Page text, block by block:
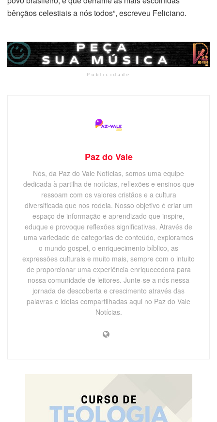
bênçãos celestiais a nós todos”, escreveu Feliciano.
Publicidade
Paz do Vale
Nós, da Paz do Vale Notícias, somos uma equipe
dedicada à partilha de notícias, reflexões e ensinos que
ressoam com os valores cristãos e a cultura
diversificada que nos rodeia. Nosso objetivo é criar um
espaço de informação e aprendizado que inspire,
eduque e provoque reflexões significativas. Através de
uma variedade de categorias de conteúdo, exploramos
o mundo gospel, o enriquecimento bíblico, as
expressões culturais e muito mais, sempre com o intuito
de proporcionar uma experiência enriquecedora para
nossa comunidade de leitores. Junte-se a nós nessa
jornada de descoberta e crescimento através das
palavras e ideias compartilhadas aqui no Paz do Vale
Notícias.